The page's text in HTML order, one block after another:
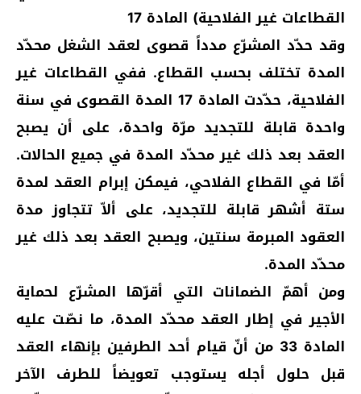
القطاعات غير الفلاحية) المادة 17
وقد حدّد المشرّع مدداً قصوى لعقد الشغل محدّد
المدة تختلف بحسب القطاع. ففي القطاعات غير
الفلاحية، حدّدت المادة 17 المدة القصوى في سنة
واحدة قابلة للتجديد مرّة واحدة، على أن يصبح
العقد بعد ذلك غير محدّد المدة في جميع الحالات.
أمّا في القطاع الفلاحي، فيمكن إبرام العقد لمدة
ستة أشهر قابلة للتجديد، على ألاّ تتجاوز مدة
العقود المبرمة سنتين، ويصبح العقد بعد ذلك غير
محدّد المدة.
ومن أهمّ الضمانات التي أقرّها المشرّع لحماية
الأجير في إطار العقد محدّد المدة، ما نصّت عليه
المادة 33 من أنّ قيام أحد الطرفين بإنهاء العقد
قبل حلول أجله يستوجب تعويضاً للطرف الآخر